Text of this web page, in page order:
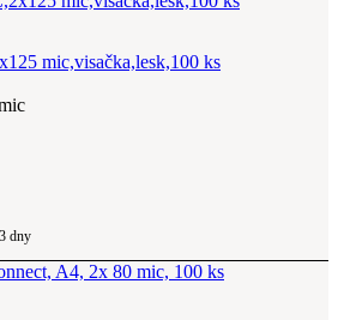
mic,visačka,lesk,100 ks
dny